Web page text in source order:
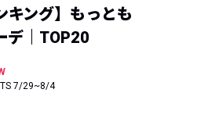
キング】もっとも
デ｜TOP20
7/29~8/4